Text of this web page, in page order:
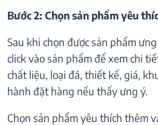
Bước 2: Chọn sản phẩm yêu
Sau khi chọn được sản phẩm
click vào sản phẩm để xem chi
chất liệu, loại đá, thiết kế, giá,
hành đặt hàng nếu thấy ưng ý.
Chọn sản phẩm yêu thích thêm